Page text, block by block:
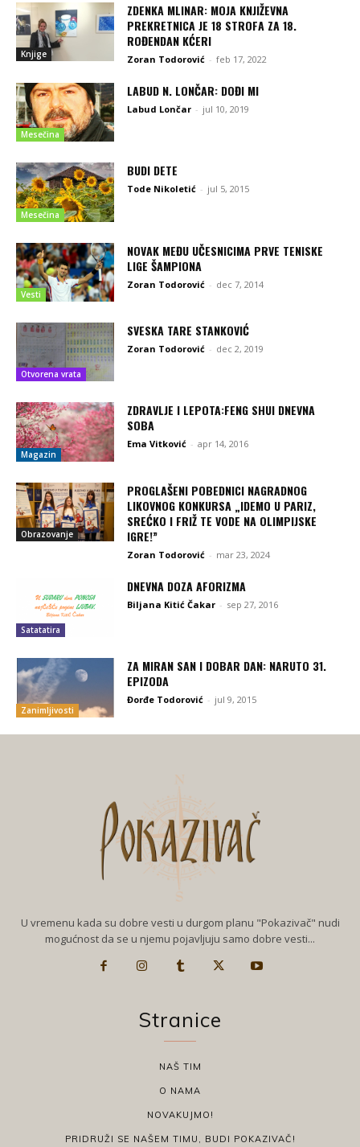
Knjige
ZDENKA MLINAR: MOJA KNJIŽEVNA
PREKRETNICA JE 18 STROFA ZA 18.
ROĐENDAN KĆERI
Zoran Todorović - feb 17, 2022
Mesečina
LABUD N. LONČAR: DOĐI MI
Labud Lončar - jul 10, 2019
Mesečina
BUDI DETE
Tode Nikoletić - jul 5, 2015
Vesti
NOVAK MEĐU UČESNICIMA PRVE TENISKE
LIGE ŠAMPIONA
Zoran Todorović - dec 7, 2014
Otvorena vrata
SVESKA TARE STANKOVIĆ
Zoran Todorović - dec 2, 2019
Magazin
ZDRAVLJE I LEPOTA:FENG SHUI DNEVNA
SOBA
Ema Vitković - apr 14, 2016
Obrazovanje
PROGLAŠENI POBEDNICI NAGRADNOG
LIKOVNOG KONKURSA „IDEMO U PARIZ,
SREĆKO I FRIŽ TE VODE NA OLIMPIJSKE
IGRE!”
Zoran Todorović - mar 23, 2024
Satatatira
DNEVNA DOZA AFORIZMA
Biljana Kitić Čakar - sep 27, 2016
Zanimljivosti
ZA MIRAN SAN I DOBAR DAN: NARUTO 31.
EPIZODA
Đorđe Todorović - jul 9, 2015
U vremenu kada su dobre vesti u durgom planu "Pokazivač" nudi
mogućnost da se u njemu pojavljuju samo dobre vesti...
Stranice
NAŠ TIM
O NAMA
NOVAKUJMO!
PRIDRUŽI SE NAŠEM TIMU, BUDI POKAZIVAČ!